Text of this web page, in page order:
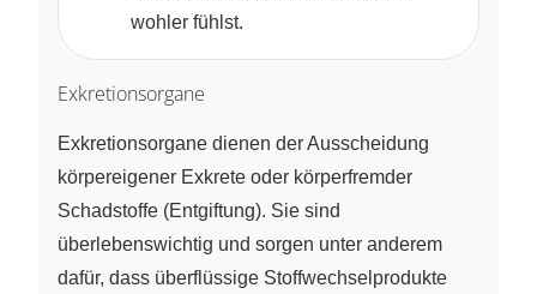
wohler fühlst.
Exkretionsorgane
Exkretionsorgane dienen der Ausscheidung
körpereigener Exkrete oder körperfremder
Schadstoffe (Entgiftung). Sie sind
überlebenswichtig und sorgen unter anderem
dafür, dass überflüssige Stoffwechselprodukte